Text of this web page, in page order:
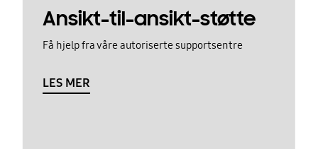
Ansikt-til-ansikt-støtte
Få hjelp fra våre autoriserte supportsentre
LES MER